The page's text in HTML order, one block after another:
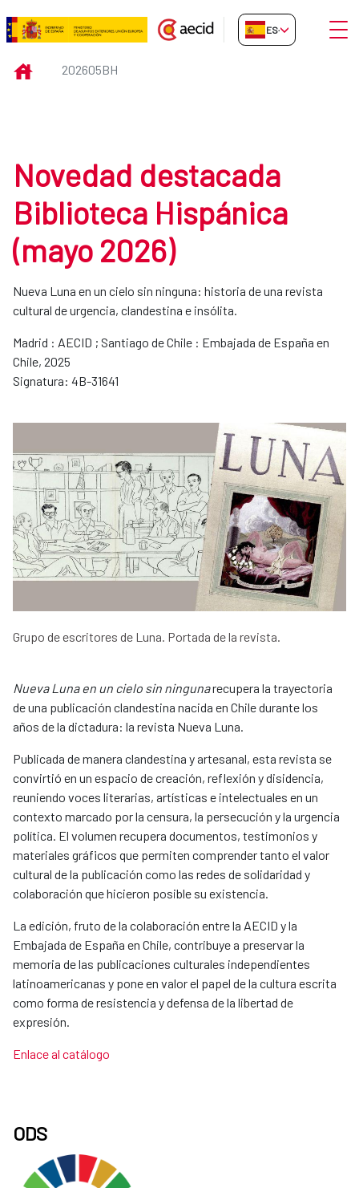
Saltar al contenido principal
202605bh
ES-ES Abrir
INICIO202605BH
Novedad destacada
Biblioteca Hispánica
(mayo 2026)
Nueva Luna en un cielo sin ninguna: historia de una revista
cultural de urgencia, clandestina e insólita.
Madrid : AECID ; Santiago de Chile : Embajada de España en
Chile, 2025
Signatura: 4B-31641
Grupo de escritores de Luna. Portada de la revista.
Nueva Luna en un cielo sin ningunarecupera la trayectoria
de una publicación clandestina nacida en Chile durante los
años de la dictadura: la revista Nueva Luna.
Publicada de manera clandestina y artesanal, esta revista se
convirtió en un espacio de creación, reflexión y disidencia,
reuniendo voces literarias, artísticas e intelectuales en un
contexto marcado por la censura, la persecución y la urgencia
política. El volumen recupera documentos, testimonios y
materiales gráficos que permiten comprender tanto el valor
cultural de la publicación como las redes de solidaridad y
colaboración que hicieron posible su existencia.
La edición, fruto de la colaboración entre la AECID y la
Embajada de España en Chile, contribuye a preservar la
memoria de las publicaciones culturales independientes
latinoamericanas y pone en valor el papel de la cultura escrita
como forma de resistencia y defensa de la libertad de
expresión.
Enlace al catálogo
ODS